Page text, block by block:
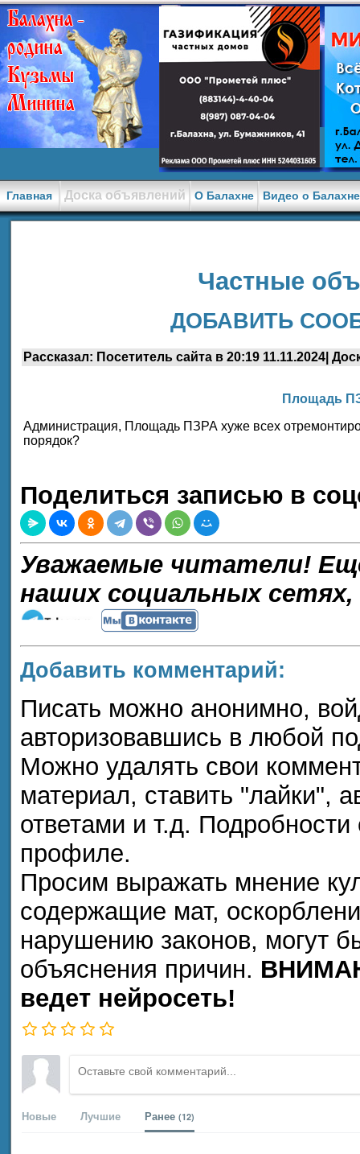
Главная Доска объявлений О Балахне Видео о
Частные
ДОБАВИТЬ
Рассказал: Посетитель сайта в 20:19 11.11.2024|
Площадь
Администрация, Площадь ПЗРА хуже всех
порядок?
Поделиться записью в
Уважаемые читатели!
наших социальных
Добавить комментарий:
Писать можно анонимно,
авторизовавшись в любой
Можно удалять свои
материал, ставить "лайки",
ответами и т.д.
профиле.
Просим выражать мнение
содержащие мат,
нарушению законов, могут
объяснения причин.
ведет нейросеть!
Новые Лучшие Ранее (12)